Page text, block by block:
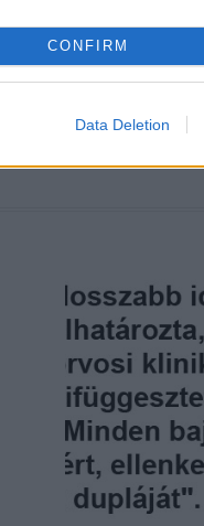
CONFIRM
Data Deletion